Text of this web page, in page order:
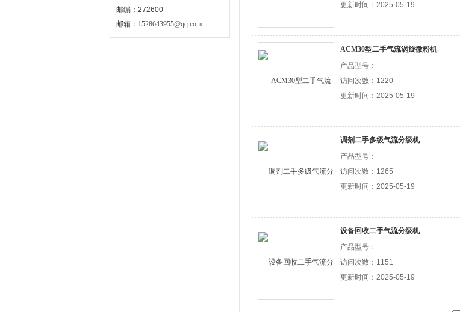
邮编：272600
邮箱： 1528643955@qq.com
更新时间：2025-05-19
ACM30型二手气流涡旋微粉机
产品型号：
访问次数：1220
更新时间：2025-05-19
调剂二手多级气流分级机
产品型号：
访问次数：1265
更新时间：2025-05-19
设备回收二手气流分级机
产品型号：
访问次数：1151
更新时间：2025-05-19